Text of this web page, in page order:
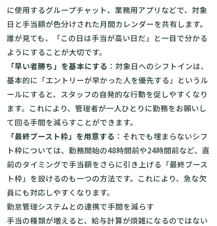
に使用するグループチャット、業務用アプリなどで、対象
日と手当額が色分けされた月間カレンダーを共有します。
誰が見ても、「この日は手当が高い日だ」と一目で分かる
ようにすることが大切です。
「早い者勝ち」を基本にする ：対象日へのシフトインは、
基本的に「エントリーが早かった人を優先する」というル
ールにすると、スタッフの自発的な行動を促しやすくなり
ます。これにより、管理者が一人ひとりに勤務をお願いし
て回る手間を減らすことができます。
「最終ブースト枠」を用意する ：それでも埋まらないシフ
ト枠については、勤務開始の48時間前や24時間前など、直
前のタイミングで手当額をさらに引き上げる「最終ブース
ト枠」を設けるのも一つの方法です。これにより、急な欠
員にも対応しやすくなります。
勤怠管理システムとの連携で手間を減らす
手当の種類が増えると、給与計算が煩雑になるのではない